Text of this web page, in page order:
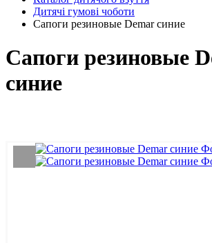
Дитячі гумові чоботи
Сапоги резиновые Demar синие
Сапоги резиновые
синие